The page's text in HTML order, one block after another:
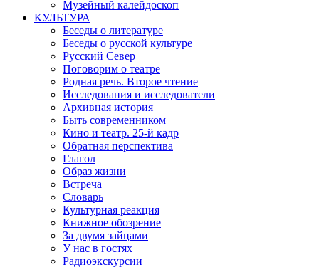
Музейный калейдоскоп
КУЛЬТУРА
Беседы о литературе
Беседы о русской культуре
Русский Север
Поговорим о театре
Родная речь. Второе чтение
Исследования и исследователи
Архивная история
Быть современником
Кино и театр. 25-й кадр
Обратная перспектива
Глагол
Образ жизни
Встреча
Словарь
Культурная реакция
Книжное обозрение
За двумя зайцами
У нас в гостях
Радиоэкскурсии